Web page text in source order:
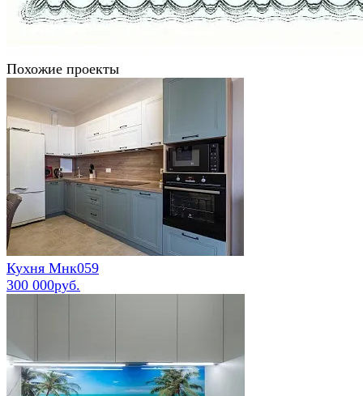
Похожие проекты
Кухня Мнк059
300 000руб.